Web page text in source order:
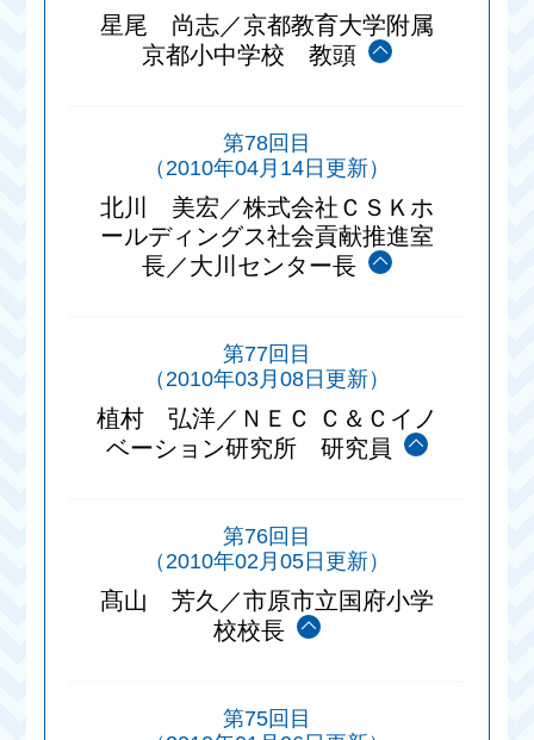
星尾 尚志／京都教育大学附属
京都小中学校 教頭
第78回目
（2010年04月14日更新）
北川 美宏／株式会社ＣＳＫホ
ールディングス社会貢献推進室
長／大川センター長
第77回目
（2010年03月08日更新）
植村 弘洋／ＮＥＣ Ｃ＆Ｃイノ
ベーション研究所 研究員
第76回目
（2010年02月05日更新）
髙山 芳久／市原市立国府小学
校校長
第75回目